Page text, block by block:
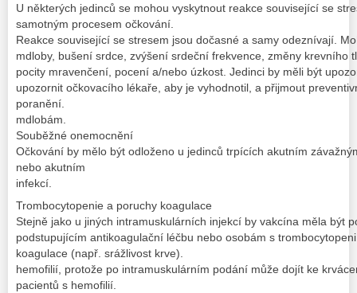
U některých jedinců se mohou vyskytnout reakce související se
samotným procesem očkování.
Reakce související se stresem jsou dočasné a samy odeznívají.
mdloby, bušení srdce, zvýšení srdeční frekvence, změny krevního
pocity mravenčení, pocení a/nebo úzkost. Jedinci by měli být
upozornit očkovacího lékaře, aby je vyhodnotil, a přijmout
poranění.
mdlobám.
Souběžné onemocnění
Očkování by mělo být odloženo u jedinců trpících akutním
nebo akutním
infekcí.
Trombocytopenie a poruchy koagulace
Stejně jako u jiných intramuskulárních injekcí by vakcína měla být
podstupujícím antikoagulační léčbu nebo osobám s
koagulace (např. srážlivost krve).
hemofilií, protože po intramuskulárním podání může dojít ke
pacientů s hemofilií.